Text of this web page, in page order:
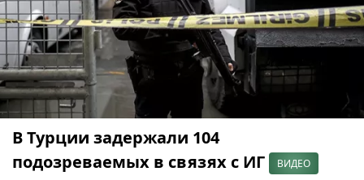
В Турции задержали 104
подозреваемых в связях с ИГ
ВИДЕО